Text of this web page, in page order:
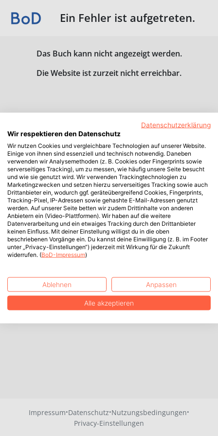
Ein Fehler ist aufgetreten.
Das Buch kann nicht angezeigt werden.
Die Website ist zurzeit nicht erreichbar.
Impressum·Datenschutz·Nutzungsbedingungen·
Privacy-Einstellungen
Datenschutzerklärung
Wir respektieren den Datenschutz
Wir nutzen Cookies und vergleichbare Technologien auf unserer Website.
Einige von ihnen sind essenziell und technisch notwendig. Daneben
verwenden wir Analysemethoden (z. B. Cookies oder Fingerprints sowie
serverseitiges Tracking), um zu messen, wie häufig unsere Seite besucht
und wie sie genutzt wird. Wir verwenden Trackingtechnologien zu
Marketingzwecken und setzen hierzu serverseitiges Tracking sowie auch
Drittanbieter ein, wodurch ggf. geräteübergreifend Cookies, Fingerprints,
Tracking-Pixel, IP-Adressen sowie gehashte E-Mail-Adressen genutzt
werden. Auf unserer Seite betten wir zudem Drittinhalte von anderen
Anbietern ein (Video-Plattformen). Wir haben auf die weitere
Datenverarbeitung und ein etwaiges Tracking durch den Drittanbieter
keinen Einfluss. Mit deiner Einstellung willigst du in die oben
beschriebenen Vorgänge ein. Du kannst deine Einwilligung (z. B. im Footer
unter „Privacy-Einstellungen“) jederzeit mit Wirkung für die Zukunft
widerrufen. (BoD-Impressum)
Ablehnen Anpassen
Alle akzeptieren